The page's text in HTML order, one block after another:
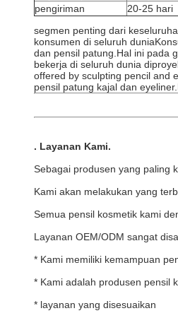
pengiriman
20-25 hari
segmen penting dari
konsumen di seluruh
dan pensil patung.Hal ini pada
bekerja di seluruh dunia
offered by sculpting pencil and
pensil patung kajal dan
. Layanan Kami.
Sebagai produsen yang paling
Kami akan melakukan yang
Semua pensil kosmetik kami
Layanan OEM/ODM sangat
* Kami memiliki kemampuan
* Kami adalah produsen pensil
* layanan yang disesuaikan